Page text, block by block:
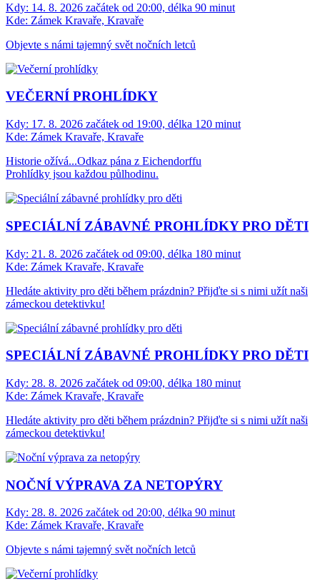
Kdy: 14. 8. 2026 začátek od 20:00, délka 90 minut
Kde: Zámek Kravaře, Kravaře
Objevte s námi tajemný svět nočních letců
VEČERNÍ PROHLÍDKY
Kdy: 17. 8. 2026 začátek od 19:00, délka 120 minut
Kde: Zámek Kravaře, Kravaře
Historie ožívá...Odkaz pána z Eichendorffu
Prohlídky jsou každou půlhodinu.
SPECIÁLNÍ ZÁBAVNÉ PROHLÍDKY PRO DĚTI
Kdy: 21. 8. 2026 začátek od 09:00, délka 180 minut
Kde: Zámek Kravaře, Kravaře
Hledáte aktivity pro děti během prázdnin? Přijďte si s nimi užít naši
zámeckou detektivku!
SPECIÁLNÍ ZÁBAVNÉ PROHLÍDKY PRO DĚTI
Kdy: 28. 8. 2026 začátek od 09:00, délka 180 minut
Kde: Zámek Kravaře, Kravaře
Hledáte aktivity pro děti během prázdnin? Přijďte si s nimi užít naši
zámeckou detektivku!
NOČNÍ VÝPRAVA ZA NETOPÝRY
Kdy: 28. 8. 2026 začátek od 20:00, délka 90 minut
Kde: Zámek Kravaře, Kravaře
Objevte s námi tajemný svět nočních letců